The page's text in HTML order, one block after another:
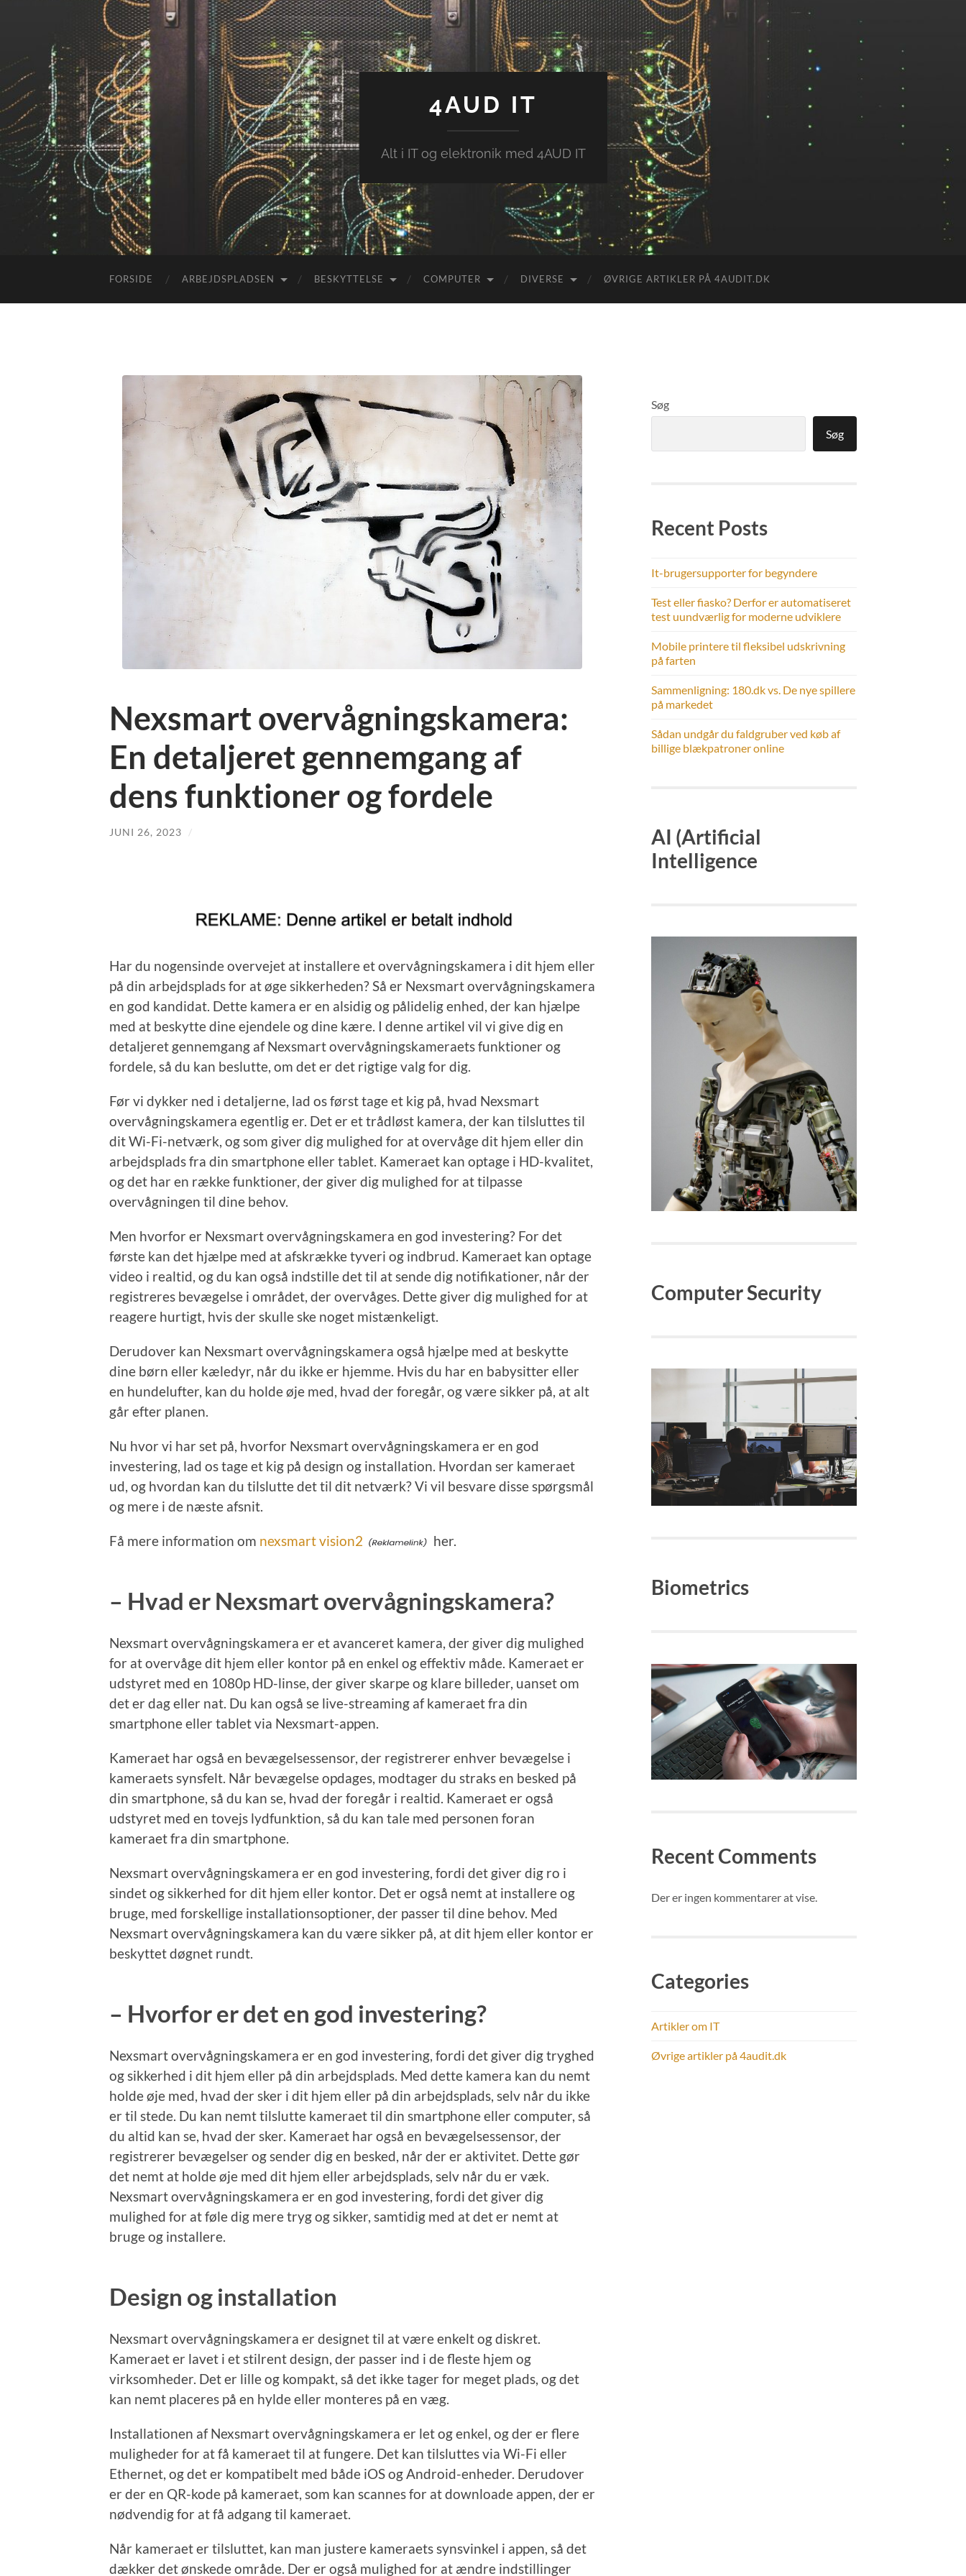
4AUD IT
Alt i IT og elektronik med 4AUD IT
FORSIDE ARBEJDSPLADSEN BESKYTTELSE COMPUTER DIVERSE ØVRIGE ARTIKLER PÅ 4AUDIT.DK
Nexsmart overvågningskamera:
En detaljeret gennemgang af
dens funktioner og fordele
JUNI 26, 2023 /
Har du nogensinde overvejet at installere et overvågningskamera i dit hjem eller
på din arbejdsplads for at øge sikkerheden? Så er Nexsmart overvågningskamera
en god kandidat. Dette kamera er en alsidig og pålidelig enhed, der kan hjælpe
med at beskytte dine ejendele og dine kære. I denne artikel vil vi give dig en
detaljeret gennemgang af Nexsmart overvågningskameraets funktioner og
fordele, så du kan beslutte, om det er det rigtige valg for dig.
Før vi dykker ned i detaljerne, lad os først tage et kig på, hvad Nexsmart
overvågningskamera egentlig er. Det er et trådløst kamera, der kan tilsluttes til
dit Wi-Fi-netværk, og som giver dig mulighed for at overvåge dit hjem eller din
arbejdsplads fra din smartphone eller tablet. Kameraet kan optage i HD-kvalitet,
og det har en række funktioner, der giver dig mulighed for at tilpasse
overvågningen til dine behov.
Men hvorfor er Nexsmart overvågningskamera en god investering? For det
første kan det hjælpe med at afskrække tyveri og indbrud. Kameraet kan optage
video i realtid, og du kan også indstille det til at sende dig notifikationer, når der
registreres bevægelse i området, der overvåges. Dette giver dig mulighed for at
reagere hurtigt, hvis der skulle ske noget mistænkeligt.
Derudover kan Nexsmart overvågningskamera også hjælpe med at beskytte
dine børn eller kæledyr, når du ikke er hjemme. Hvis du har en babysitter eller
en hundelufter, kan du holde øje med, hvad der foregår, og være sikker på, at alt
går efter planen.
Nu hvor vi har set på, hvorfor Nexsmart overvågningskamera er en god
investering, lad os tage et kig på design og installation. Hvordan ser kameraet
ud, og hvordan kan du tilslutte det til dit netværk? Vi vil besvare disse spørgsmål
og mere i de næste afsnit.
Få mere information om nexsmart vision2 her.
– Hvad er Nexsmart overvågningskamera?
Nexsmart overvågningskamera er et avanceret kamera, der giver dig mulighed
for at overvåge dit hjem eller kontor på en enkel og effektiv måde. Kameraet er
udstyret med en 1080p HD-linse, der giver skarpe og klare billeder, uanset om
det er dag eller nat. Du kan også se live-streaming af kameraet fra din
smartphone eller tablet via Nexsmart-appen.
Kameraet har også en bevægelsessensor, der registrerer enhver bevægelse i
kameraets synsfelt. Når bevægelse opdages, modtager du straks en besked på
din smartphone, så du kan se, hvad der foregår i realtid. Kameraet er også
udstyret med en tovejs lydfunktion, så du kan tale med personen foran
kameraet fra din smartphone.
Nexsmart overvågningskamera er en god investering, fordi det giver dig ro i
sindet og sikkerhed for dit hjem eller kontor. Det er også nemt at installere og
bruge, med forskellige installationsoptioner, der passer til dine behov. Med
Nexsmart overvågningskamera kan du være sikker på, at dit hjem eller kontor er
beskyttet døgnet rundt.
– Hvorfor er det en god investering?
Nexsmart overvågningskamera er en god investering, fordi det giver dig tryghed
og sikkerhed i dit hjem eller på din arbejdsplads. Med dette kamera kan du nemt
holde øje med, hvad der sker i dit hjem eller på din arbejdsplads, selv når du ikke
er til stede. Du kan nemt tilslutte kameraet til din smartphone eller computer, så
du altid kan se, hvad der sker. Kameraet har også en bevægelsessensor, der
registrerer bevægelser og sender dig en besked, når der er aktivitet. Dette gør
det nemt at holde øje med dit hjem eller arbejdsplads, selv når du er væk.
Nexsmart overvågningskamera er en god investering, fordi det giver dig
mulighed for at føle dig mere tryg og sikker, samtidig med at det er nemt at
bruge og installere.
Design og installation
Nexsmart overvågningskamera er designet til at være enkelt og diskret.
Kameraet er lavet i et stilrent design, der passer ind i de fleste hjem og
virksomheder. Det er lille og kompakt, så det ikke tager for meget plads, og det
kan nemt placeres på en hylde eller monteres på en væg.
Installationen af Nexsmart overvågningskamera er let og enkel, og der er flere
muligheder for at få kameraet til at fungere. Det kan tilsluttes via Wi-Fi eller
Ethernet, og det er kompatibelt med både iOS og Android-enheder. Derudover
er der en QR-kode på kameraet, som kan scannes for at downloade appen, der er
nødvendig for at få adgang til kameraet.
Når kameraet er tilsluttet, kan man justere kameraets synsvinkel i appen, så det
dækker det ønskede område. Der er også mulighed for at ændre indstillinger
Søg
Søg
Recent Posts
It-brugersupporter for begyndere
Test eller fiasko? Derfor er automatiseret
test uundværlig for moderne udviklere
Mobile printere til fleksibel udskrivning
på farten
Sammenligning: 180.dk vs. De nye spillere
på markedet
Sådan undgår du faldgruber ved køb af
billige blækpatroner online
AI (Artificial
Intelligence
Computer Security
Biometrics
Recent Comments
Der er ingen kommentarer at vise.
Categories
Artikler om IT
Øvrige artikler på 4audit.dk